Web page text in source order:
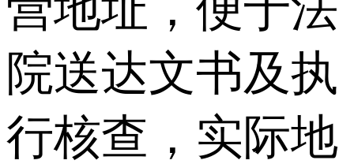
院送达文书及执
行核查，实际地